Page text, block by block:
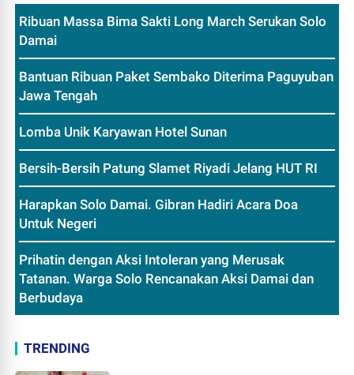
Ribuan Massa Bima Sakti Long March Serukan Solo
Damai
Bantuan Ribuan Paket Sembako Diterima Paguyuban
Jawa Tengah
Lomba Unik Karyawan Hotel Sunan
Bersih-Bersih Patung Slamet Riyadi Jelang HUT RI
Harapkan Solo Damai. Gibran Hadiri Acara Doa
Untuk Negeri
Prihatin dengan Aksi Intoleran yang Merusak
Tatanan. Warga Solo Rencanakan Aksi Damai dan
Berbudaya
TRENDING